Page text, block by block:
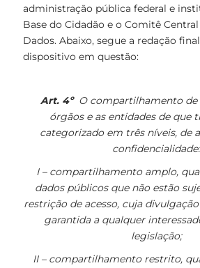
administração pública federal e
Base do Cidadão e o Comitê
Dados. Abaixo, segue a redação
dispositivo em questão:
Art. 4ºO compartilhamento de
órgãos e as entidades de que
categorizado em três níveis, de
confidencialidade:
I – compartilhamento amplo,
dados públicos que não estão
restrição de acesso, cuja
garantida a qualquer
legislação;
II – compartilhamento restrito,